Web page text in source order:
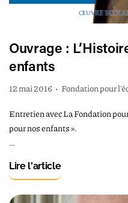
Ouvrage :
enfants
12 mai 2016 • Fondation pour
Entretien avec La Fondation
pour nos enfants ».
…
Lire l'article